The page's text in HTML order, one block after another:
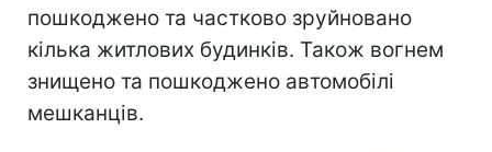
пошкоджено та частково зруйновано
кілька житлових будинків. Також вогнем
знищено та пошкоджено автомобілі
мешканців.